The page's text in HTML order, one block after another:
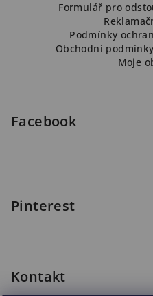
i
Formulář pro
Podmínky
Obchodní podmínky
Moje
Facebook
Pinterest
Kontakt